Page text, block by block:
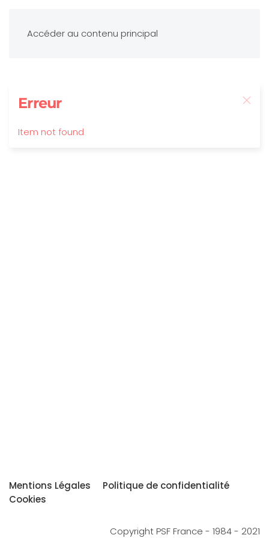
Accéder au contenu principal
Erreur
Item not found
Mentions Légales
Politique de confidentialité
Cookies
Copyright PSF France - 1984 - 2021